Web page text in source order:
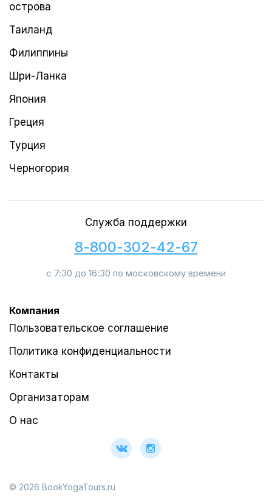
Служба поддержки
8-800-302-42-67
с 7:30 до 16:30 по московскому времени
острова
Таиланд
Филиппины
Шри-Ланка
Япония
Греция
Турция
Черногория
Компания
Пользовательское соглашение
Политика конфиденциальности
Контакты
Организаторам
О нас
© 2026 BookYogaTours.ru